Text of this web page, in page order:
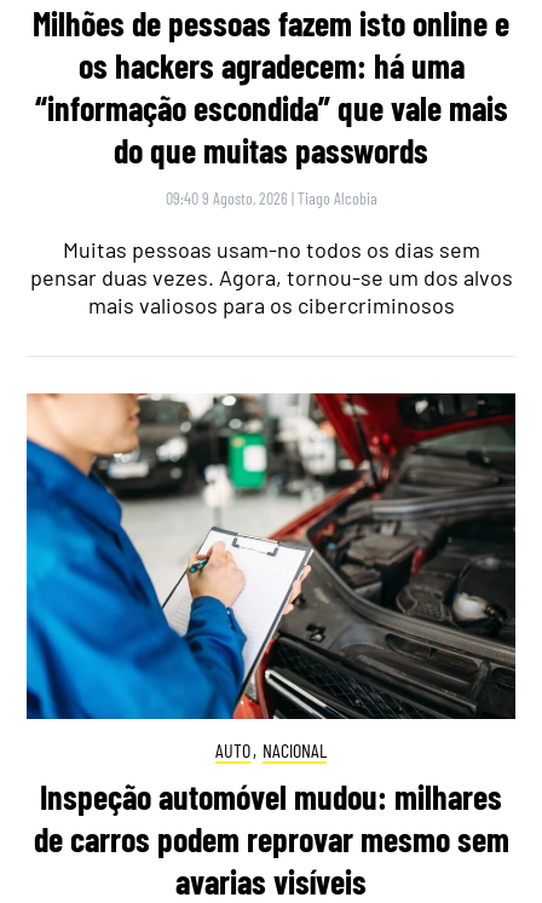
Milhões de pessoas fazem isto online e
os hackers agradecem: há uma
“informação escondida” que vale mais
do que muitas passwords
09:40 9 Agosto, 2026 |Tiago Alcobia
Muitas pessoas usam-no todos os dias sem
pensar duas vezes. Agora, tornou-se um dos alvos
mais valiosos para os cibercriminosos
AUTO, NACIONAL
Inspeção automóvel mudou: milhares
de carros podem reprovar mesmo sem
avarias visíveis